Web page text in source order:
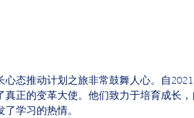
心态推动计划之旅非常鼓舞人心。自2021
真正的变革大使。他们致力于培育成长
了学习的热情。